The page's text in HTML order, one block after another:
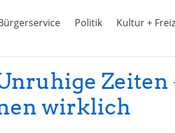
Politik Kultur +
Zeiten
wirklich